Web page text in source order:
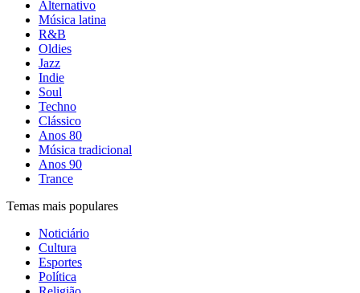
Alternativo
Música latina
R&B
Oldies
Jazz
Indie
Soul
Techno
Clássico
Anos 80
Música tradicional
Anos 90
Trance
Temas mais populares
Noticiário
Cultura
Esportes
Política